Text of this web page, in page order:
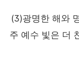
(3)광명한 해와
주 예수 빛은 더